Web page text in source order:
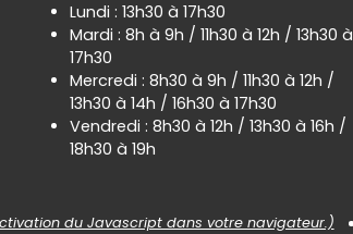
Lundi : 13h30 à 17h30
Mardi : 8h à 9h / 11h30 à 12h / 13h30 à
17h30
Mercredi : 8h30 à 9h / 11h30 à 12h /
13h30 à 14h / 16h30 à 17h30
Vendredi : 8h30 à 12h / 13h30 à 16h /
18h30 à 19h
du Javascript dans votre navigateur.)